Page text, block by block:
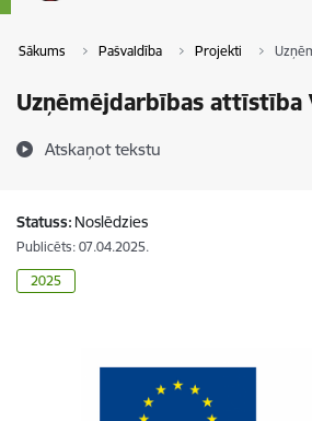
Sākums Pašvaldība Projekti
Uzņēmējdarbības attīstība
Atskaņot tekstu
Statuss: Noslēdzies
Publicēts: 07.04.2025.
2025